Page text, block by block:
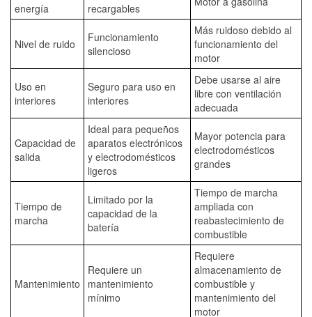
energía
recargables
Nivel de ruido
Funcionamiento
silencioso
Más ruidoso debido al
funcionamiento del
motor
Uso en
interiores
Seguro para uso en
interiores
Debe usarse al aire
libre con ventilación
adecuada
Capacidad de
salida
Ideal para pequeños
aparatos electrónicos
y electrodomésticos
ligeros
Mayor potencia para
electrodomésticos
grandes
Tiempo de
marcha
Limitado por la
capacidad de la
batería
Tiempo de marcha
ampliada con
reabastecimiento de
combustible
Mantenimiento
Requiere un
mantenimiento
mínimo
Requiere
almacenamiento de
combustible y
mantenimiento del
motor